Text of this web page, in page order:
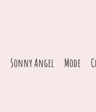
Sonny Angel Mode